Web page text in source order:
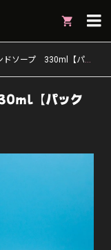

ープ 330ml【パックス】
【パック